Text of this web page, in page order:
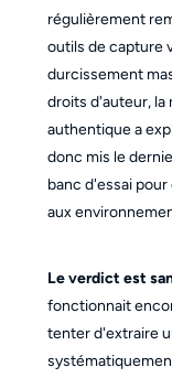
régulièrement
outils de capture
durcissement
droits d'auteur, la
authentique a
donc mis le
banc d'essai
aux
Le verdict est
fonctionnait
tenter d'extraire